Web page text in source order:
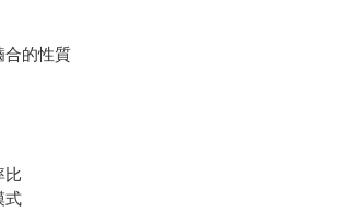
的性質
比
式